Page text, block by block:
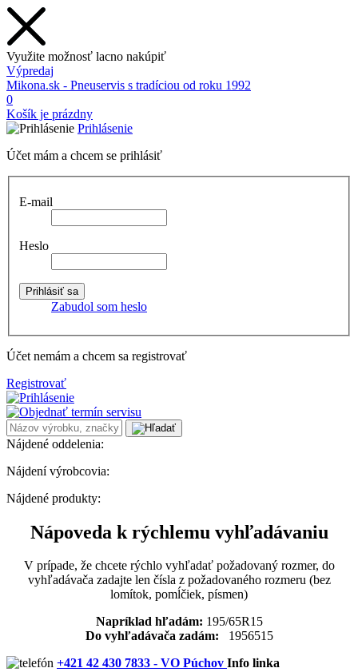
Využite možnosť lacno nakúpiť
Výpredaj
Mikona.sk - Pneuservis s tradíciou od roku 1992
0
Košík je prázdny
Prihlásenie
Účet mám a chcem se prihlásiť
E-mail
Heslo
Zabudol som heslo
Účet nemám a chcem sa registrovať
Registrovať
Nájdené oddelenia:
Nájdení výrobcovia:
Nájdené produkty:
Nápoveda k rýchlemu vyhľadávaniu
V prípade, že chcete rýchlo vyhľadať požadovaný rozmer, do
vyhľadávača zadajte len čísla z požadovaného rozmeru (bez
lomítok, pomĺčiek, písmen)
Napríklad hľadám: 195/65R15
Do vyhľadávača zadám: 1956515
+421 42 430 7833 - VO Púchov Info linka